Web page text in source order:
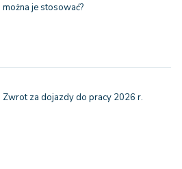
można je stosować?
Zwrot za dojazdy do pracy 2026 r.